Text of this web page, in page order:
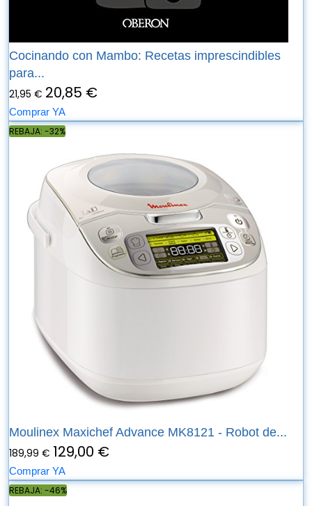
Cocinando con Mambo: Recetas imprescindibles
para...
21,95 € 20,85 €
Comprar YA
REBAJA: -32%
Moulinex Maxichef Advance MK8121 - Robot de...
189,99 € 129,00 €
Comprar YA
REBAJA: -46%